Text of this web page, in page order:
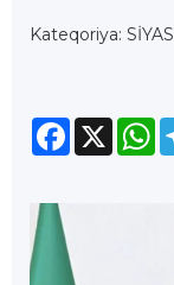
Kateqoriya:
Facebook
X